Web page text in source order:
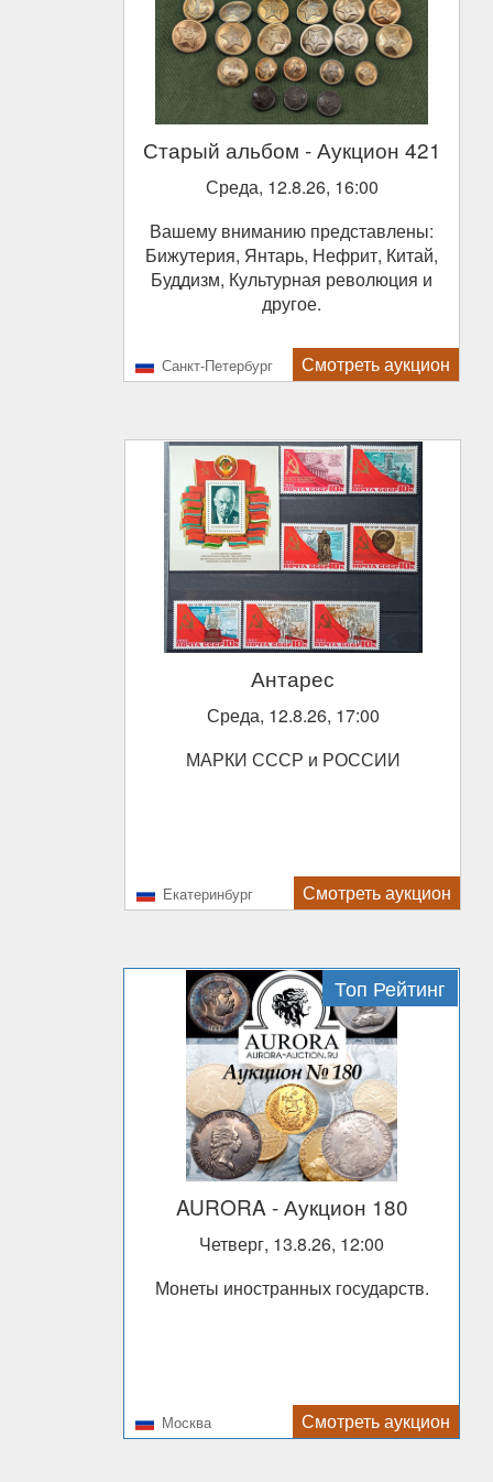
Старый альбом - Аукцион 421
Среда, 12.8.26, 16:00
Вашему вниманию представлены:
Бижутерия, Янтарь, Нефрит, Китай,
Буддизм, Культурная революция и
другое.
Санкт-Петербург Смотреть аукцион
Антарес
Среда, 12.8.26, 17:00
МАРКИ СССР и РОССИИ
Екатеринбург Смотреть аукцион
Топ Рейтинг
AURORA - Аукцион 180
Четверг, 13.8.26, 12:00
Монеты иностранных государств.
Москва Смотреть аукцион